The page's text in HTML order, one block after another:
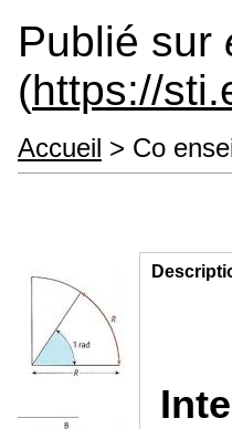
Publié sur
(https://
Accueil > Co